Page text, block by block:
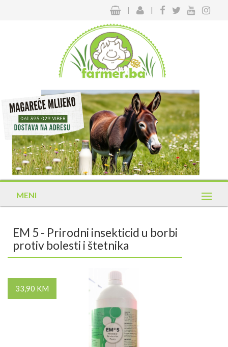
| |
MENI
EM 5 - Prirodni insekticid u borbi
protiv bolesti i štetnika
33,90 KM